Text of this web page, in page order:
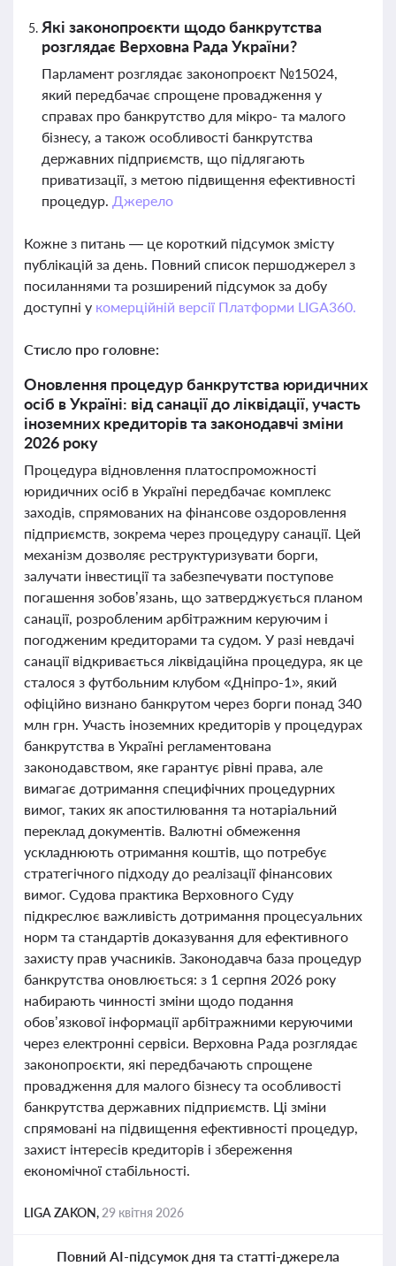
Які законопроєкти щодо банкрутства
розглядає Верховна Рада України?
Парламент розглядає законопроєкт №15024,
який передбачає спрощене провадження у
справах про банкрутство для мікро- та малого
бізнесу, а також особливості банкрутства
державних підприємств, що підлягають
приватизації, з метою підвищення ефективності
процедур. Джерело
Кожне з питань — це короткий підсумок змісту
публікацій за день. Повний список першоджерел з
посиланнями та розширений підсумок за добу
доступні у комерційній версії Платформи LIGA360.
Стисло про головне:
Оновлення процедур банкрутства юридичних
осіб в Україні: від санації до ліквідації, участь
іноземних кредиторів та законодавчі зміни
2026 року
Процедура відновлення платоспроможності
юридичних осіб в Україні передбачає комплекс
заходів, спрямованих на фінансове оздоровлення
підприємств, зокрема через процедуру санації. Цей
механізм дозволяє реструктуризувати борги,
залучати інвестиції та забезпечувати поступове
погашення зобов’язань, що затверджується планом
санації, розробленим арбітражним керуючим і
погодженим кредиторами та судом. У разі невдачі
санації відкривається ліквідаційна процедура, як це
сталося з футбольним клубом «Дніпро-1», який
офіційно визнано банкрутом через борги понад 340
млн грн. Участь іноземних кредиторів у процедурах
банкрутства в Україні регламентована
законодавством, яке гарантує рівні права, але
вимагає дотримання специфічних процедурних
вимог, таких як апостилювання та нотаріальний
переклад документів. Валютні обмеження
ускладнюють отримання коштів, що потребує
стратегічного підходу до реалізації фінансових
вимог. Судова практика Верховного Суду
підкреслює важливість дотримання процесуальних
норм та стандартів доказування для ефективного
захисту прав учасників. Законодавча база процедур
банкрутства оновлюється: з 1 серпня 2026 року
набирають чинності зміни щодо подання
обов’язкової інформації арбітражними керуючими
через електронні сервіси. Верховна Рада розглядає
законопроєкти, які передбачають спрощене
провадження для малого бізнесу та особливості
банкрутства державних підприємств. Ці зміни
спрямовані на підвищення ефективності процедур,
захист інтересів кредиторів і збереження
економічної стабільності.
LIGA ZAKON, 29 квітня 2026
Повний AI-підсумок дня та статті-джерела